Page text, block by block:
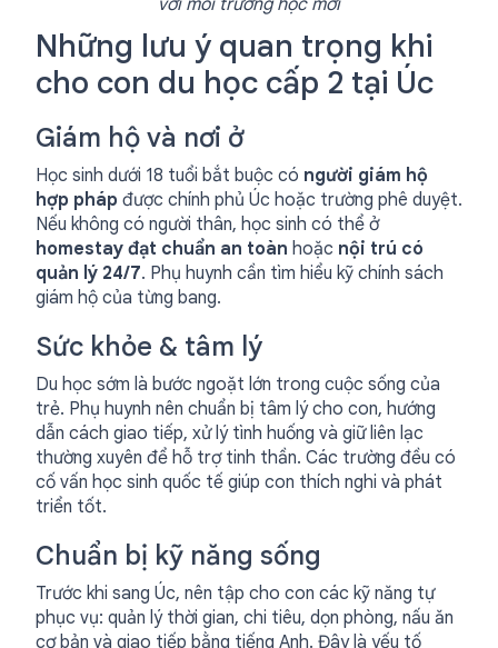
Những lưu ý quan trọng khi
cho con du học cấp 2 tại Úc
Giám hộ và nơi ở
Học sinh dưới 18 tuổi bắt buộc có người giám hộ
hợp pháp được chính phủ Úc hoặc trường phê duyệt.
Nếu không có người thân, học sinh có thể ở
homestay đạt chuẩn an toàn hoặc nội trú có
quản lý 24/7. Phụ huynh cần tìm hiểu kỹ chính sách
giám hộ của từng bang.
Sức khỏe & tâm lý
Du học sớm là bước ngoặt lớn trong cuộc sống của
trẻ. Phụ huynh nên chuẩn bị tâm lý cho con, hướng
dẫn cách giao tiếp, xử lý tình huống và giữ liên lạc
thường xuyên để hỗ trợ tinh thần. Các trường đều có
cố vấn học sinh quốc tế giúp con thích nghi và phát
triển tốt.
Chuẩn bị kỹ năng sống
Trước khi sang Úc, nên tập cho con các kỹ năng tự
phục vụ: quản lý thời gian, chi tiêu, dọn phòng, nấu ăn
cơ bản và giao tiếp bằng tiếng Anh. Đây là yếu tố